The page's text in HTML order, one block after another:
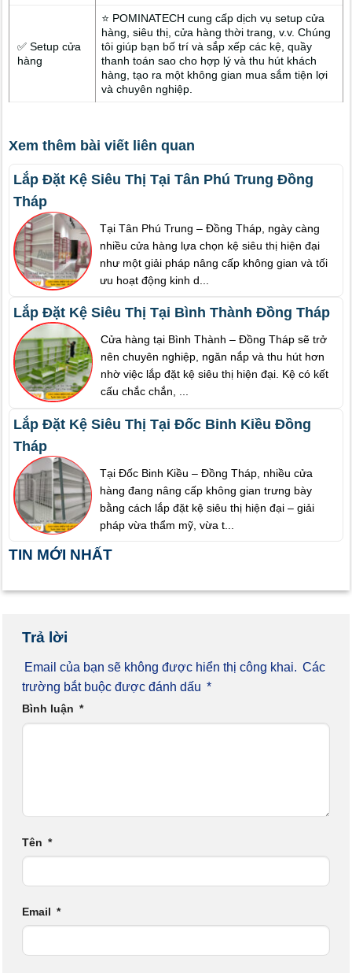
✅ Setup cửa
hàng
⭐ POMINATECH cung cấp dịch vụ setup cửa
hàng, siêu thị, cửa hàng thời trang, v.v. Chúng
tôi giúp bạn bố trí và sắp xếp các kệ, quầy
thanh toán sao cho hợp lý và thu hút khách
hàng, tạo ra một không gian mua sắm tiện lợi
và chuyên nghiệp.
Xem thêm bài viết liên quan
Lắp Đặt Kệ Siêu Thị Tại Tân Phú Trung Đồng
Tháp
Tại Tân Phú Trung – Đồng Tháp, ngày càng
nhiều cửa hàng lựa chọn kệ siêu thị hiện đại
như một giải pháp nâng cấp không gian và tối
ưu hoạt động kinh d...
Lắp Đặt Kệ Siêu Thị Tại Bình Thành Đồng Tháp
Cửa hàng tại Bình Thành – Đồng Tháp sẽ trở
nên chuyên nghiệp, ngăn nắp và thu hút hơn
nhờ việc lắp đặt kệ siêu thị hiện đại. Kệ có kết
cấu chắc chắn, ...
Lắp Đặt Kệ Siêu Thị Tại Đốc Binh Kiều Đồng
Tháp
Tại Đốc Binh Kiều – Đồng Tháp, nhiều cửa
hàng đang nâng cấp không gian trưng bày
bằng cách lắp đặt kệ siêu thị hiện đại – giải
pháp vừa thẩm mỹ, vừa t...
TIN MỚI NHẤT
Trả lời
Email của bạn sẽ không được hiển thị công khai. Các
trường bắt buộc được đánh dấu *
Bình luận *
Tên *
Email *